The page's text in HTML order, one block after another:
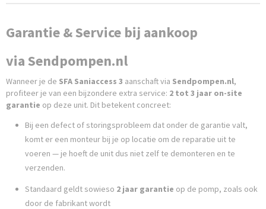
Garantie & Service bij aankoop
viaSendpompen.nl
Wanneer je de SFA Saniaccess 3 aanschaft via Sendpompen.nl,
profiteer je van een bijzondere extra service: 2 tot 3 jaar on-site
garantie op deze unit. Dit betekent concreet:
Bij een defect of storingsprobleem dat onder de garantie valt,
komt er een monteur bij je op locatie om de reparatie uit te
voeren — je hoeft de unit dus niet zelf te demonteren en te
verzenden.
Standaard geldt sowieso 2 jaar garantie op de pomp, zoals ook
door de fabrikant wordt